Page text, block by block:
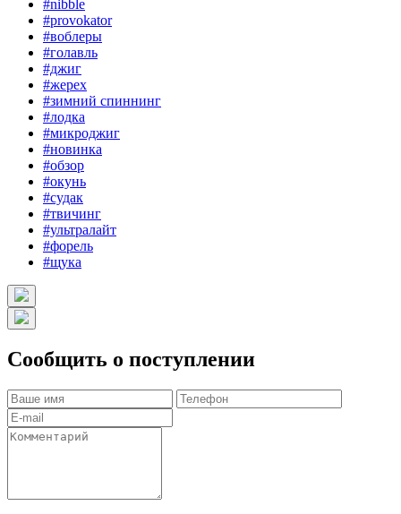
#nibble
#provokator
#воблеры
#голавль
#джиг
#жерех
#зимний спиннинг
#лодка
#микроджиг
#новинка
#обзор
#окунь
#судак
#твичинг
#ультралайт
#форель
#щука
Сообщить о поступлении